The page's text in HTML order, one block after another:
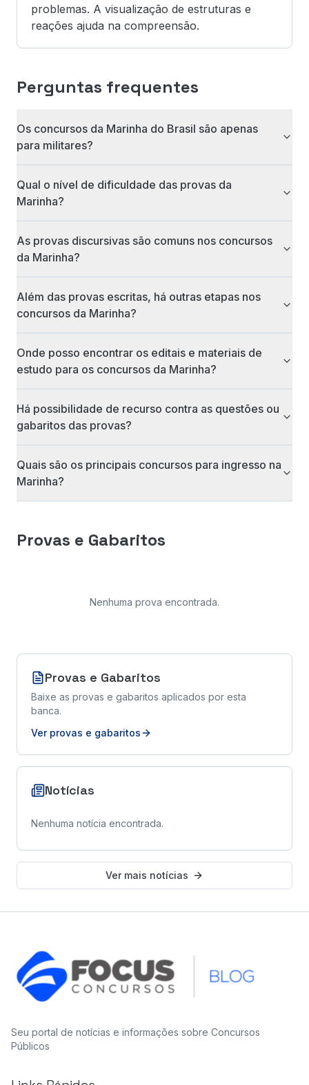
problemas. A visualização de estruturas e
reações ajuda na compreensão.
Perguntas frequentes
Os concursos da Marinha do Brasil são apenas
para militares?
Qual o nível de dificuldade das provas da
Marinha?
As provas discursivas são comuns nos concursos
da Marinha?
Além das provas escritas, há outras etapas nos
concursos da Marinha?
Onde posso encontrar os editais e materiais de
estudo para os concursos da Marinha?
Há possibilidade de recurso contra as questões ou
gabaritos das provas?
Quais são os principais concursos para ingresso na
Marinha?
Provas e Gabaritos
Nenhuma prova encontrada.
Provas e Gabaritos
Baixe as provas e gabaritos aplicados por esta
banca.
Ver provas e gabaritos
Notícias
Nenhuma notícia encontrada.
Ver mais notícias
Seu portal de notícias e informações sobre Concursos
Públicos